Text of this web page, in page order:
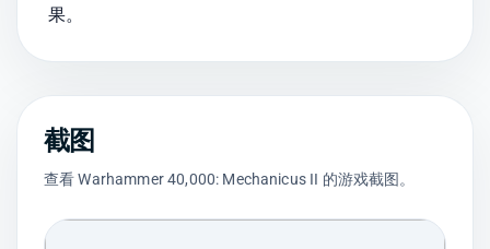
果。
截图
查看 Warhammer 40,000: Mechanicus II 的游戏截图。